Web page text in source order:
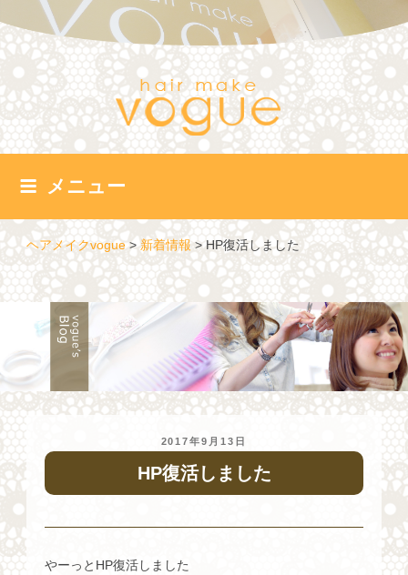
ン
テ
ツ
へ
ス
キ
メニュー
ヘアメイクvogue>新着情報>HP復活しました
投
日:
2017年9月13日
HP復活しました
やーっとHP復活しました